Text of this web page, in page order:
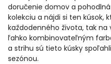
doručenie domov a
kolekciu a nájdi si ten kúsok,
každodenného života, tak
ľahko kombinovateľným
a strihu sú tieto kúsky
sezónou.